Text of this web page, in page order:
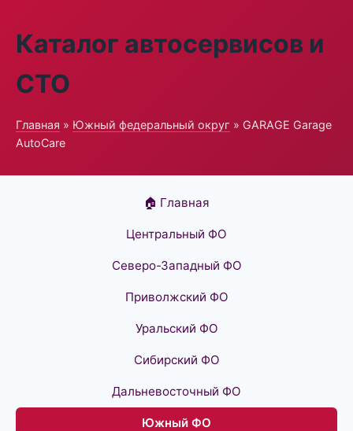
Каталог автосервисов и
СТО
Главная » Южный федеральный округ » GARAGE Garage
AutoCare
🏠 Главная
Центральный ФО
Северо-Западный ФО
Приволжский ФО
Уральский ФО
Сибирский ФО
Дальневосточный ФО
Южный ФО